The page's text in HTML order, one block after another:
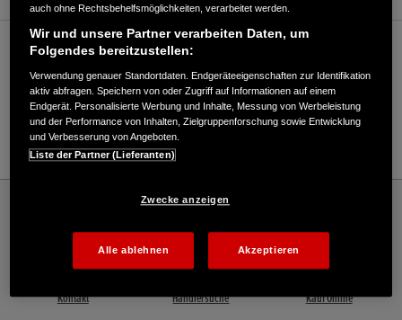
Verkauf / Kundendienst
03643/86120
E-Mail
Website | The Power of Dreams
Kontakt Händlersuche Kauf Online
auch ohne Rechtsbehelfsmöglichkeiten, verarbeitet werden.
Wir und unsere Partner verarbeiten Daten, um
Folgendes bereitzustellen:
Verwendung genauer Standortdaten. Endgeräteeigenschaften zur Identifikation
aktiv abfragen. Speichern von oder Zugriff auf Informationen auf einem
Endgerät. Personalisierte Werbung und Inhalte, Messung von Werbeleistung
und der Performance von Inhalten, Zielgruppenforschung sowie Entwicklung
und Verbesserung von Angeboten.
Liste der Partner (Lieferanten)
Zwecke anzeigen
Alle ablehnen Akzeptieren